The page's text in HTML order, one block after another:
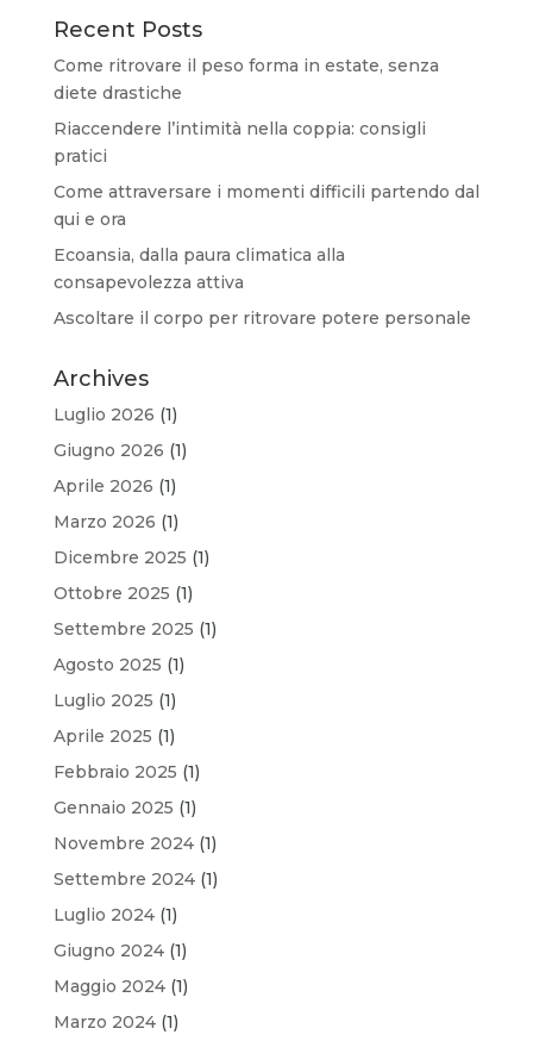
Recent Posts
Come ritrovare il peso forma in estate, senza
diete drastiche
Riaccendere l’intimità nella coppia: consigli
pratici
Come attraversare i momenti difficili partendo dal
qui e ora
Ecoansia, dalla paura climatica alla
consapevolezza attiva
Ascoltare il corpo per ritrovare potere personale
Archives
Luglio 2026 (1)
Giugno 2026 (1)
Aprile 2026 (1)
Marzo 2026 (1)
Dicembre 2025 (1)
Ottobre 2025 (1)
Settembre 2025 (1)
Agosto 2025 (1)
Luglio 2025 (1)
Aprile 2025 (1)
Febbraio 2025 (1)
Gennaio 2025 (1)
Novembre 2024(1)
Settembre 2024(1)
Luglio 2024(1)
Giugno 2024(1)
Maggio 2024(1)
Marzo 2024(1)